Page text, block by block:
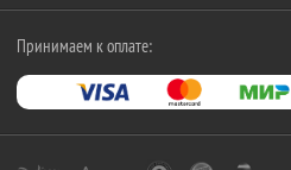
Принимаем к оплате: